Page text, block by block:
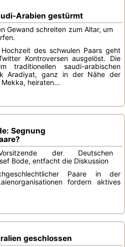
Arabien gestürmt
Gewand schreiten zum Altar, um
des schwulen Paars geht
Kontroversen ausgelöst. Die
traditionellen saudi-arabischen
Aradiyat, ganz in der Nähe der
heiraten...
Segnung
der Deutschen
Bode, entfacht die Diskussion
Paare in der
fordern aktives
geschlossen